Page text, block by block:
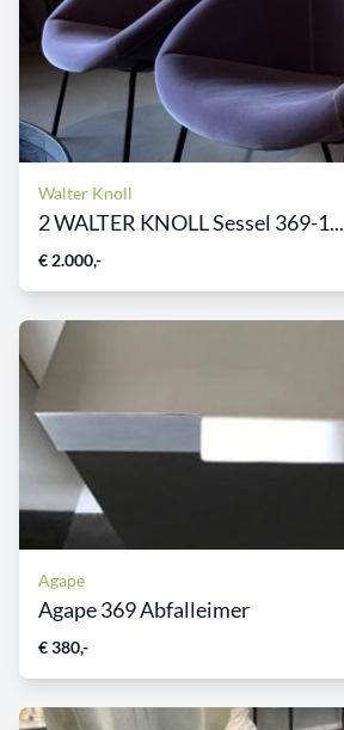
Walter Knoll
2 WALTER KNOLL Sessel 369-1...
€ 2.000,-
Agape
Agape 369 Abfalleimer
€ 380,-